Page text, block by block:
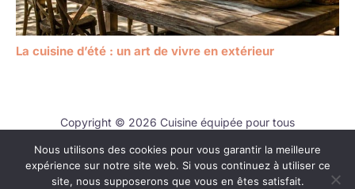
La cuisine d’été : un art de vivre en extérieur
Copyright © 2026 Cuisine équipée pour tous
Contact
Mentions légales
Nous utilisons des cookies pour vous garantir la meilleure
expérience sur notre site web. Si vous continuez à utiliser ce
site, nous supposerons que vous en êtes satisfait.